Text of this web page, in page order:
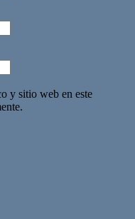
y sitio web en este